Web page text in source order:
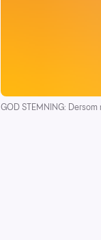
GOD STEMNING: